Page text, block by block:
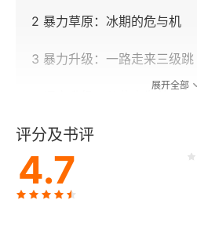
2 暴力草原：冰期的危与机
3 暴力升级：一路走来三级跳
5 濒危时刻：火山期的危与机
6 远古天问：谁吃谁？谁爱谁
展开全部
评分及书评
4.7